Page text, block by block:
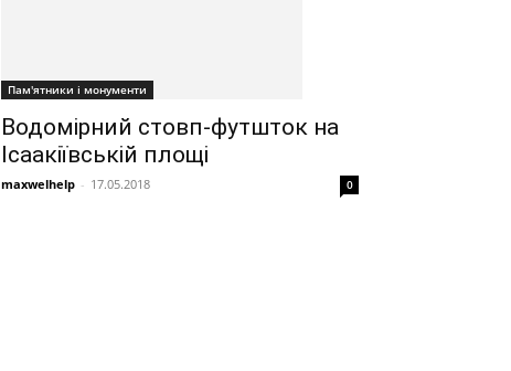
Пам'ятники і монументи
Водомірний стовп-футшток на
Ісаакіївській площі
maxwelhelp - 17.05.2018 0